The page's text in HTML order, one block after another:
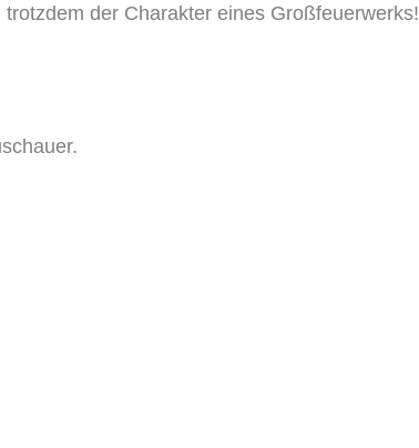
der Charakter eines Großfeuerwerks!